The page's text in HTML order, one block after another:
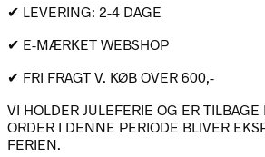
✔ LEVERING: 2-4 DAGE
✔ E-MÆRKET WEBSHOP
✔ FRI FRAGT V. KØB OVER 600,-
VI HOLDER JULEFERIE OG ER TILBAGE
ORDER I DENNE PERIODE BLIVER
FERIEN.